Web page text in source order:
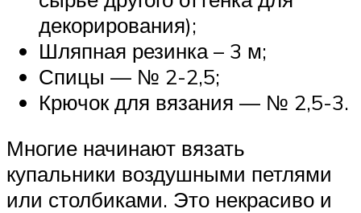
декорирования);
Шляпная резинка – 3 м;
Спицы — № 2-2,5;
Крючок для вязания — № 2,5-3.
Многие начинают вязать
купальники воздушными петлями
или столбиками. Это некрасиво и